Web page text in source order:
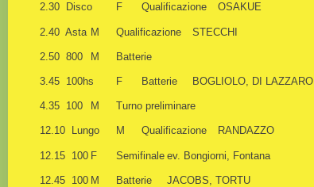
2.30 Disco F Qualificazione OSAKUE
2.40 Asta M Qualificazione STECCHI
2.50 800 M Batterie
3.45 100hs F Batterie BOGLIOLO, DI LAZZARO
4.35 100 M Turno preliminare
12.10 Lungo M Qualificazione RANDAZZO
12.15 100 F Semifinale ev. Bongiorni, Fontana
12.45 100 M Batterie JACOBS, TORTU